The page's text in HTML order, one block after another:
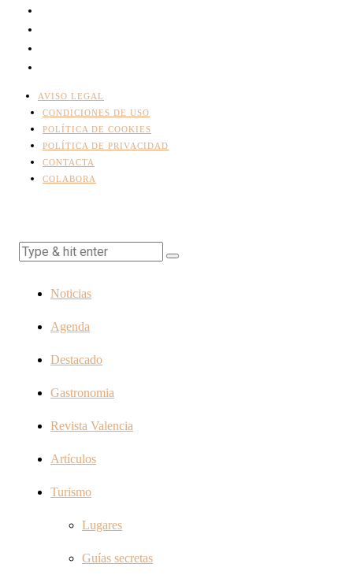
AVISO LEGAL
CONDICIONES DE USO
POLÍTICA DE COOKIES
POLÍTICA DE PRIVACIDAD
CONTACTA
COLABORA
Noticias
Agenda
Destacado
Gastronomia
Revista Valencia
Artículos
Turismo
Lugares
Guías secretas